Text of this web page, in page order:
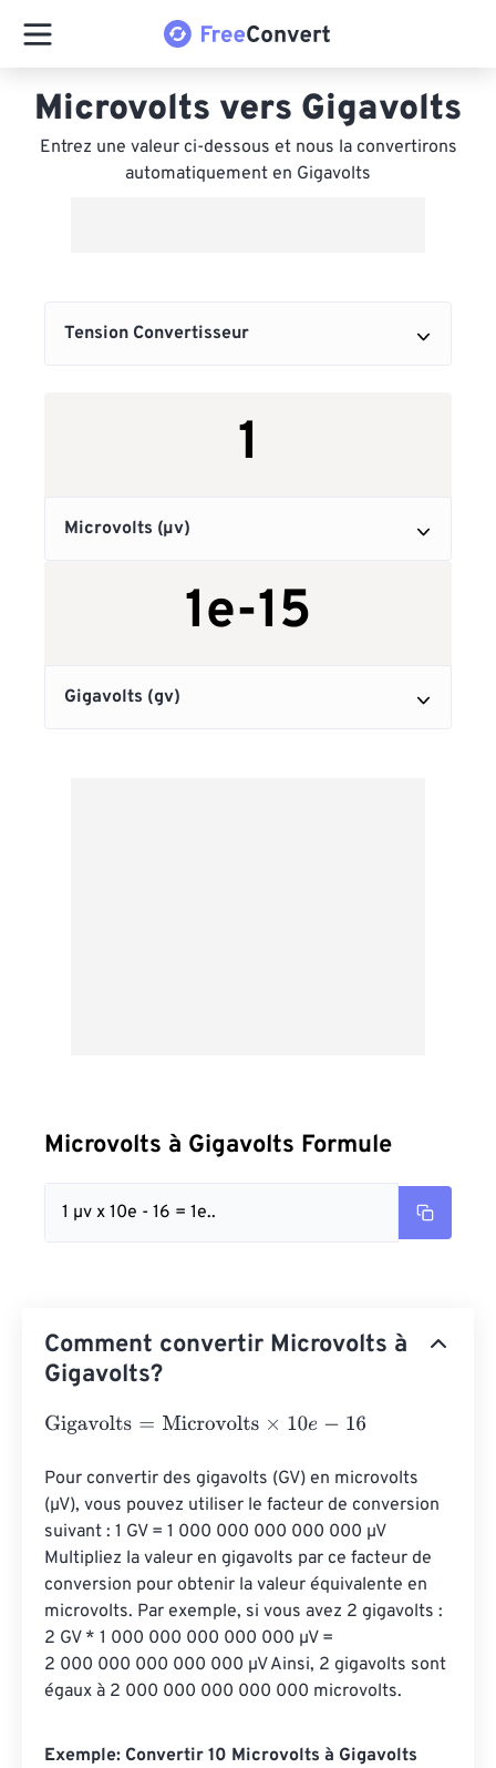
Microvolts vers Gigavolts
Entrez une valeur ci-dessous et nous la convertirons
automatiquement en Gigavolts
Microvolts à Gigavolts Formule
1 µv x 10e - 16 = 1e..
Comment convertir Microvolts à
Gigavolts?
Gigavolts=Microvolts×10e-16
Pour convertir des gigavolts (GV) en microvolts
(µV), vous pouvez utiliser le facteur de conversion
suivant : 1 GV = 1 000 000 000 000 000 µV
Multipliez la valeur en gigavolts par ce facteur de
conversion pour obtenir la valeur équivalente en
microvolts. Par exemple, si vous avez 2 gigavolts :
2 GV * 1 000 000 000 000 000 µV =
2 000 000 000 000 000 µV Ainsi, 2 gigavolts sont
égaux à 2 000 000 000 000 000 microvolts.
Exemple: Convertir 10 Microvolts à Gigavolts